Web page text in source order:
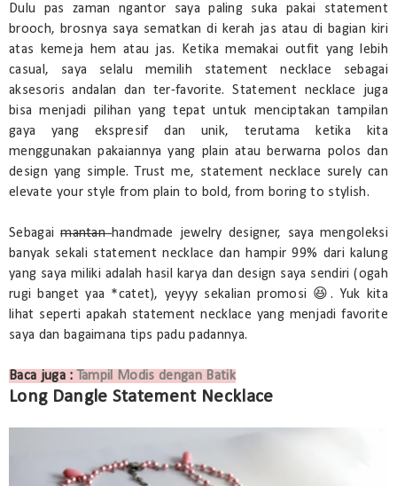
Dulu pas zaman ngantor saya paling suka pakai statement
brooch, brosnya saya sematkan di kerah jas atau di bagian kiri
atas kemeja hem atau jas. Ketika memakai outfit yang lebih
casual, saya selalu memilih statement necklace sebagai
aksesoris andalan dan ter-favorite. Statement necklace juga
bisa menjadi pilihan yang tepat untuk menciptakan tampilan
gaya yang ekspresif dan unik, terutama ketika kita
menggunakan pakaiannya yang plain atau berwarna polos dan
design yang simple. Trust me, statement necklace surely can
elevate your style from plain to bold, from boring to stylish.
Sebagaimantanhandmade jewelry designer, saya mengoleksi
banyak sekali statement necklace dan hampir 99% dari kalung
yang saya miliki adalah hasil karya dan design saya sendiri (ogah
rugi banget yaa *catet), yeyyy sekalian promosi 😆. Yuk kita
lihat seperti apakah statement necklace yang menjadi favorite
saya dan bagaimana tips padu padannya.
Baca juga : Tampil Modis dengan Batik
Long Dangle Statement Necklace